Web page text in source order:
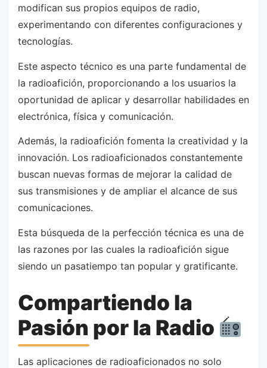
modifican sus propios equipos de radio,
experimentando con diferentes configuraciones y
tecnologías.
Este aspecto técnico es una parte fundamental de
la radioafición, proporcionando a los usuarios la
oportunidad de aplicar y desarrollar habilidades en
electrónica, física y comunicación.
Además, la radioafición fomenta la creatividad y la
innovación. Los radioaficionados constantemente
buscan nuevas formas de mejorar la calidad de
sus transmisiones y de ampliar el alcance de sus
comunicaciones.
Esta búsqueda de la perfección técnica es una de
las razones por las cuales la radioafición sigue
siendo un pasatiempo tan popular y gratificante.
Compartiendo la
Pasión por la Radio
Las aplicaciones de radioaficionados no solo